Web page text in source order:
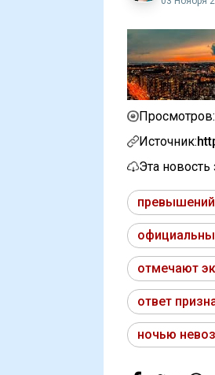
Просмотров:
Источник:
Эта новость
отмечают
ответ
ночью